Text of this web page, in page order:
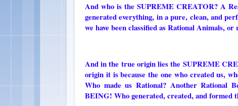
And who is the SUPREME CREATOR? A
generated everything, in a pure, clean, and
we have been classified as Rational Animals,
And in the true origin lies the SUPREME
origin it is because the one who created us,
Who made us Rational? Another Rational
BEING! Who generated, created, and formed